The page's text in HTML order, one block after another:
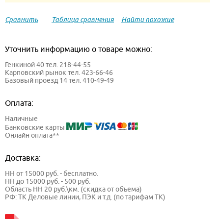
Сравнить Таблица сравнения Найти похожие
Уточнить информацию о товаре можно:
Генкиной 40 тел. 218-44-55
Карповский рынок тел. 423-66-46
Базовый проезд 14 тел. 410-49-49
Оплата:
Наличные
Банковские карты
Онлайн оплата**
Доставка:
НН от 15000 руб. - бесплатно.
НН до 15000 руб. - 500 руб.
Область НН 20 руб.\км. (скидка от объема)
РФ: ТК Деловые линии, ПЭК и т.д. (по тарифам ТК)